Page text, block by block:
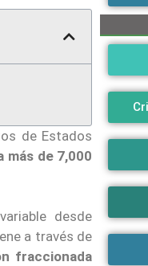
de Estados
más de 7,000
desde
a través de
fraccionada